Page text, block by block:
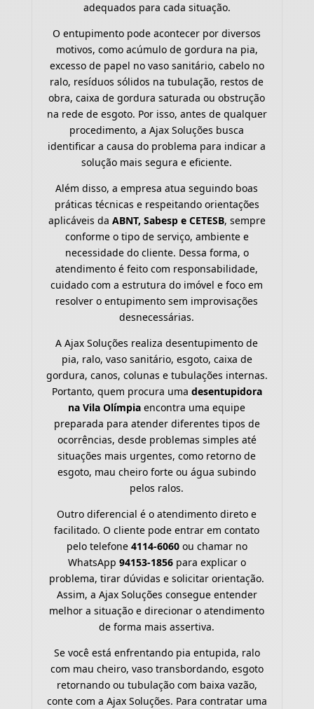
adequados para cada situação.
O entupimento pode acontecer por diversos
motivos, como acúmulo de gordura na pia,
excesso de papel no vaso sanitário, cabelo no
ralo, resíduos sólidos na tubulação, restos de
obra, caixa de gordura saturada ou obstrução
na rede de esgoto. Por isso, antes de qualquer
procedimento, a Ajax Soluções busca
identificar a causa do problema para indicar a
solução mais segura e eficiente.
Além disso, a empresa atua seguindo boas
práticas técnicas e respeitando orientações
aplicáveis da ABNT, Sabesp e CETESB, sempre
conforme o tipo de serviço, ambiente e
necessidade do cliente. Dessa forma, o
atendimento é feito com responsabilidade,
cuidado com a estrutura do imóvel e foco em
resolver o entupimento sem improvisações
desnecessárias.
A Ajax Soluções realiza desentupimento de
pia, ralo, vaso sanitário, esgoto, caixa de
gordura, canos, colunas e tubulações internas.
Portanto, quem procura uma desentupidora
na Vila Olímpia encontra uma equipe
preparada para atender diferentes tipos de
ocorrências, desde problemas simples até
situações mais urgentes, como retorno de
esgoto, mau cheiro forte ou água subindo
pelos ralos.
Outro diferencial é o atendimento direto e
facilitado. O cliente pode entrar em contato
pelo telefone 4114-6060ou chamar no
WhatsApp 94153-1856para explicar o
problema, tirar dúvidas e solicitar orientação.
Assim, a Ajax Soluções consegue entender
melhor a situação e direcionar o atendimento
de forma mais assertiva.
Se você está enfrentando pia entupida, ralo
com mau cheiro, vaso transbordando, esgoto
retornando ou tubulação com baixa vazão,
conte com a Ajax Soluções. Para contratar uma